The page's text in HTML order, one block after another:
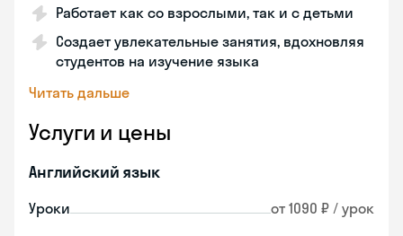
Работает как со взрослыми, так и с детьми
Создает увлекательные занятия, вдохновляя
студентов на изучение языка
Читать дальше
Услуги и цены
Английский язык
Уроки от 1090 ₽ / урок